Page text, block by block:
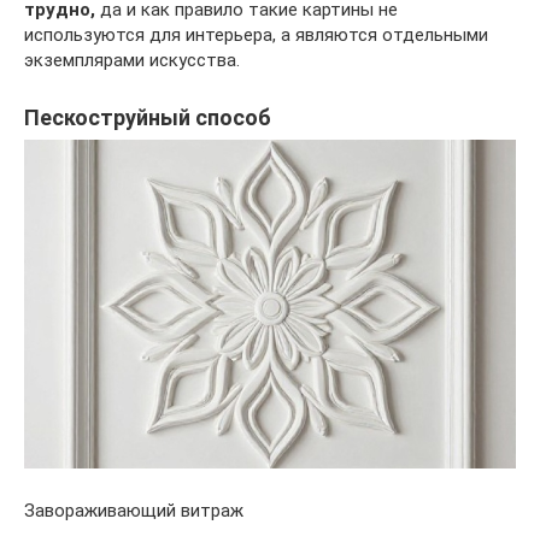
трудно, да и как правило такие картины не
используются для интерьера, а являются отдельными
экземплярами искусства.
Пескоструйный способ
Завораживающий витраж